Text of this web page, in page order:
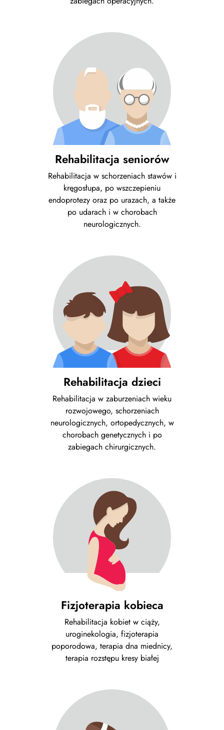
Rehabilitacja seniorów
Rehabilitacja w schorzeniach stawów i
kręgosłupa, po wszczepieniu
endoprotezy oraz po urazach, a także
po udarach i w chorobach
neurologicznych.
Rehabilitacja dzieci
Rehabilitacja w zaburzeniach wieku
rozwojowego, schorzeniach
neurologicznych, ortopedycznych, w
chorobach genetycznych i po
zabiegach chirurgicznych.
Fizjoterapia kobieca
Rehabilitacja kobiet w ciąży,
uroginekologia, fizjoterapia
poporodowa, terapia dna miednicy,
terapia rozstępu kresy białej